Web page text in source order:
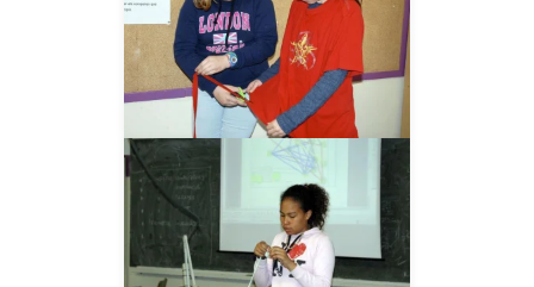
__AMPLIAR__
__AMPLIAR__